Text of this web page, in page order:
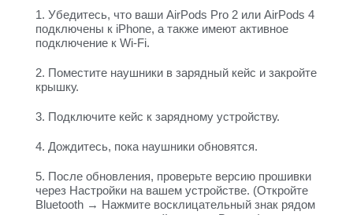
1. Убедитесь, что ваши AirPods Pro 2 или AirPods 4
подключены к iPhone, а также имеют активное
подключение к Wi-Fi.
2. Поместите наушники в зарядный кейс и закройте
крышку.
3. Подключите кейс к зарядному устройству.
4. Дождитесь, пока наушники обновятся.
5. После обновления, проверьте версию прошивки
через Настройки на вашем устройстве. (Откройте
Bluetooth → Нажмите восклицательный знак рядом